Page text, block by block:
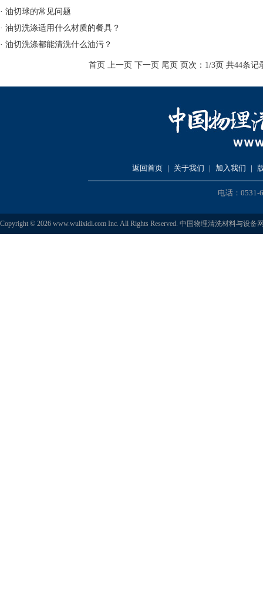
· 油切球的常见问题
· 油切洗涤适用什么材质的餐具？
· 油切洗涤都能清洗什么油污？
首页 上一页下一页 尾页 页次：1/3页 共44条记
返回首页 | 关于我们 | 加入我们 |
电话：
Copyright © 2026 www.wulixidi.com Inc. All Rights Reserved. 中国物理清洗材料与设